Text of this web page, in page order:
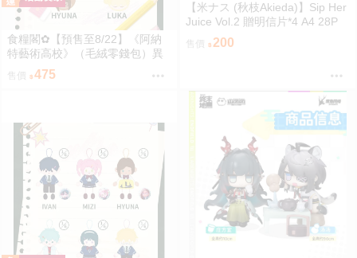
食糧閣✿【預售至8/22】《阿納
特藝術高校》（毛絨零錢包）異
形舞臺／異形舞台／阿納特藝術
高校／ALIENSTAGE／Till／Ivan
售價 475
【米ナス (秋枝Akieda)】Sip Her
Juice Vol.2 贈明信片*4 A4 28P
全彩插畫 原創【FF47場前預購】
{宅即門}
售價 200